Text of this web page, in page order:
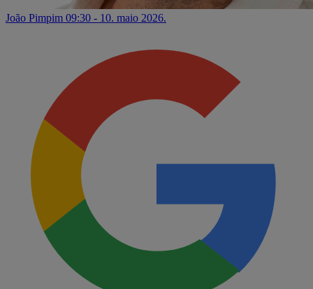
João Pimpim 09:30 - 10. maio 2026.